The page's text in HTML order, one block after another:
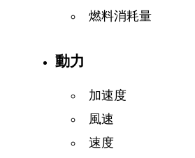
燃料消耗量
動力
加速度
風速
速度